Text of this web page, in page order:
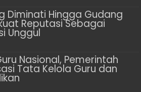
Diminati Hingga Gudang
Reputasi Sebagai
Unggul
Nasional, Pemerintah
Tata Kelola Guru dan